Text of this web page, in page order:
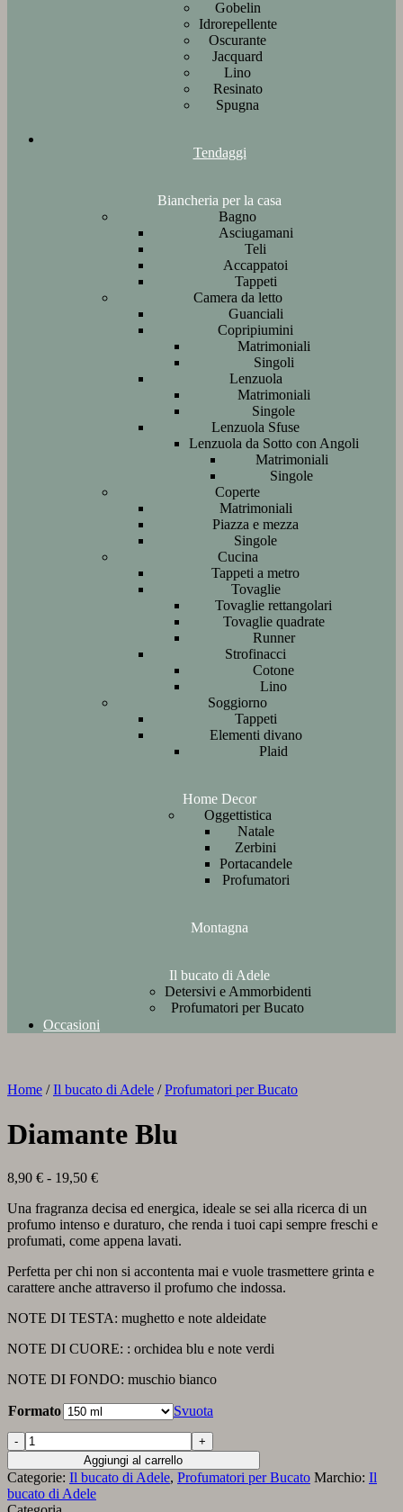
Gobelin
Idrorepellente
Oscurante
Jacquard
Lino
Resinato
Spugna
Tendaggi
Biancheria per la casa
Bagno
Asciugamani
Teli
Accappatoi
Tappeti
Camera da letto
Guanciali
Copripiumini
Matrimoniali
Singoli
Lenzuola
Matrimoniali
Singole
Lenzuola Sfuse
Lenzuola da Sotto con Angoli
Matrimoniali
Singole
Coperte
Matrimoniali
Piazza e mezza
Singole
Cucina
Tappeti a metro
Tovaglie
Tovaglie rettangolari
Tovaglie quadrate
Runner
Strofinacci
Cotone
Lino
Soggiorno
Tappeti
Elementi divano
Plaid
Home Decor
Oggettistica
Natale
Zerbini
Portacandele
Profumatori
Montagna
Il bucato di Adele
Detersivi e Ammorbidenti
Profumatori per Bucato
Occasioni
Home / Il bucato di Adele / Profumatori per Bucato
Diamante Blu
8,90 € - 19,50 €Fascia
prezzo:
da
8,90 €
19,50 €
Una fragranza decisa ed energica, ideale se sei alla ricerca di un
profumo intenso e duraturo, che renda i tuoi capi sempre freschi e
profumati, come appena lavati.
Perfetta per chi non si accontenta mai e vuole trasmettere grinta e
carattere anche attraverso il profumo che indossa.
NOTE DI TESTA: mughetto e note aldeidate
NOTE DI CUORE: : orchidea blu e note verdi
NOTE DI FONDO: muschio bianco
Formato
Svuota
Diamante
Blu
quantità
Aggiungi al carrello
Categorie: Il bucato di Adele, Profumatori per Bucato Marchio: Il
bucato di Adele